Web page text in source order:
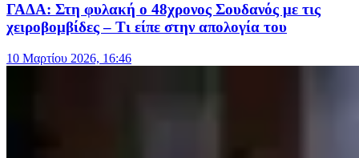
ΓΑΔΑ: Στη φυλακή ο 48χρονος Σουδανός με τις
χειροβομβίδες – Τι είπε στην απολογία του
10 Μαρτίου 2026, 16:46